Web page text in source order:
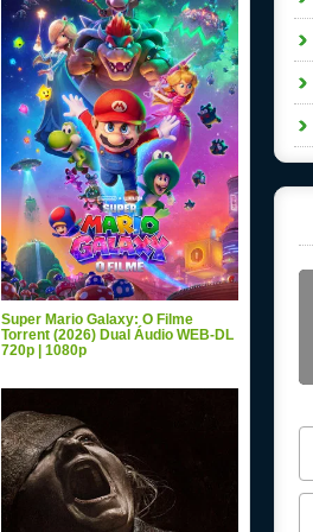
Super Mario Galaxy: O Filme
Torrent (2026) Dual Áudio WEB-DL
720p | 1080p